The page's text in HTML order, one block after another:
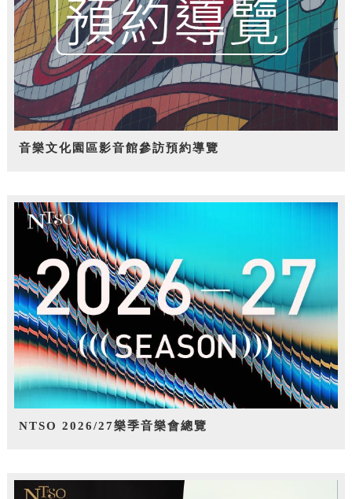
音樂文化園區影音館參訪預約導覽
NTSO 2026/27樂季音樂會總覽